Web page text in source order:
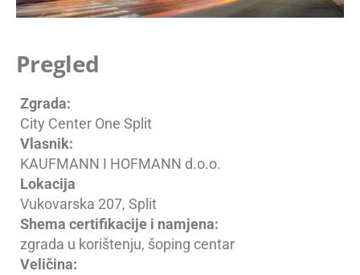
Pregled
Zgrada:
City Center One Split
Vlasnik:
KAUFMANN I HOFMANN d.o.o.
Lokacija
Vukovarska 207, Split
Shema certifikacije i namjena:
zgrada u korištenju, šoping centar
Veličina: